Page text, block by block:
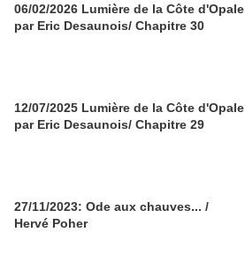
06/02/2026 Lumière de la Côte d'Opale
par Eric Desaunois/ Chapitre 30
12/07/2025 Lumière de la Côte d'Opale
par Eric Desaunois/ Chapitre 29
27/11/2023: Ode aux chauves... /
Hervé Poher